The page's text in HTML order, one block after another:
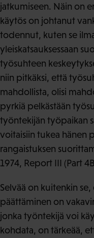
jatkumiseen. Näin on
käytös on johtanut
todennut, kuten se
yleiskatsauksessaan
työsuhteen
niin pitkäksi, että
mahdollista, olisi
pyrkiä pelkästään
työntekijän työpaikan
voitaisiin tukea hänen
rangaistuksen
1974, Report III (Part
Selvää on kuitenkin
päättäminen on
jonka työntekijä voi
kohdata, on tärkeää,